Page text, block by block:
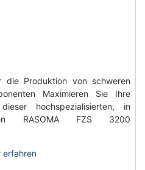
die Produktion von schweren
Maximieren Sie Ihre
hochspezialisierten, in
RASOMA FZS 3200
erfahren